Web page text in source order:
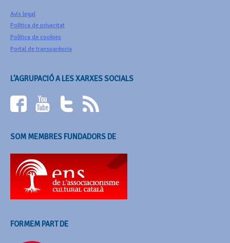
Avís legal
Política de privacitat
Política de cookies
Portal de transparència
L’AGRUPACIÓ A LES XARXES SOCIALS
SOM MEMBRES FUNDADORS DE
FORMEM PART DE